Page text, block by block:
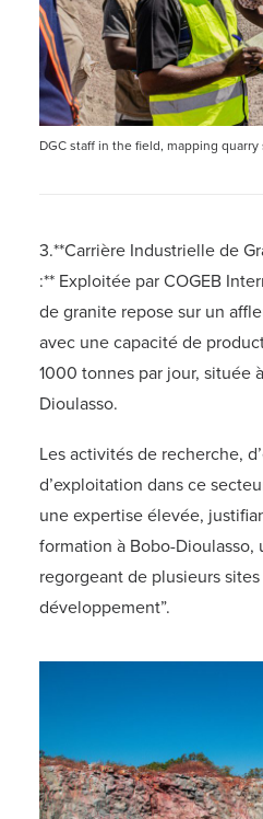
DGC staff in the field, mapping quarry
3.**Carrière Industrielle de
:** Exploitée par COGEB
de granite repose sur un
avec une capacité de
1000 tonnes par jour, située
Dioulasso.
Les activités de recherche,
d’exploitation dans ce
une expertise élevée,
formation à Bobo-
regorgeant de plusieurs
développement”.